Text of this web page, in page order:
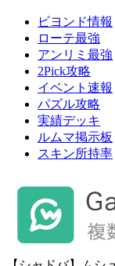
ビヨンド情報
ローテ最強
アンリミ最強
2Pick攻略
イベント速報
パズル攻略
実績デッキ
ルムマ掲示板
スキン所持率